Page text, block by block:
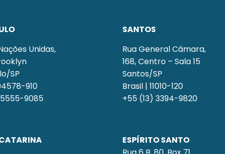
Unidas,
SP
910
5555-9085
SANTOS
Rua General Câmara,
168, Centro – Sala 15
Santos/SP
Brasil | 11010-120
+55 (13) 3394-9820
ESPÍRITO SANTO